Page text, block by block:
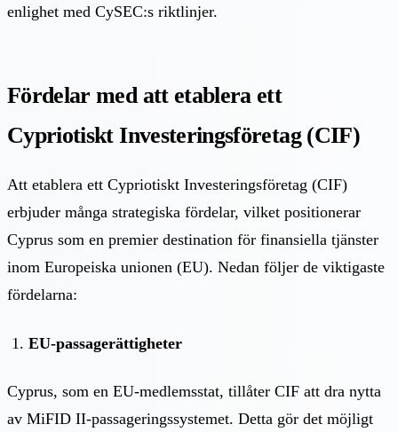
enlighet med CySEC:s riktlinjer.
Fördelar med att etablera ett
Cypriotiskt Investeringsföretag (CIF)
Att etablera ett Cypriotiskt Investeringsföretag (CIF)
erbjuder många strategiska fördelar, vilket positionerar
Cyprus som en premier destination för finansiella tjänster
inom Europeiska unionen (EU). Nedan följer de viktigaste
fördelarna:
EU-passagerättigheter
Cyprus, som en EU-medlemsstat, tillåter CIF att dra nytta
av MiFID II-passageringssystemet. Detta gör det möjligt